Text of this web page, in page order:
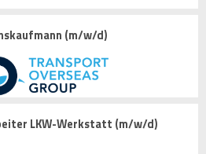
(m/w/d)
LKW-Werkstatt (m/w/d)